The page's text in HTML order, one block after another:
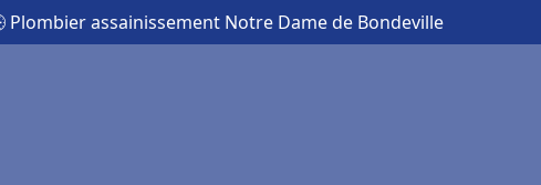
Plombier assainissement Notre Dame de Bondeville